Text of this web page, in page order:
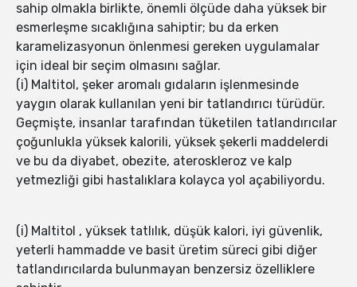
sahip olmakla birlikte, önemli ölçüde daha yüksek bir
esmerleşme sıcaklığına sahiptir; bu da erken
karamelizasyonun önlenmesi gereken uygulamalar
için ideal bir seçim olmasını sağlar.
(i) Maltitol, şeker aromalı gıdaların işlenmesinde
yaygın olarak kullanılan yeni bir tatlandırıcı türüdür.
Geçmişte, insanlar tarafından tüketilen tatlandırıcılar
çoğunlukla yüksek kalorili, yüksek şekerli maddelerdi
ve bu da diyabet, obezite, ateroskleroz ve kalp
yetmezliği gibi hastalıklara kolayca yol açabiliyordu.
(i) Maltitol , yüksek tatlılık, düşük kalori, iyi güvenlik,
yeterli hammadde ve basit üretim süreci gibi diğer
tatlandırıcılarda bulunmayan benzersiz özelliklere